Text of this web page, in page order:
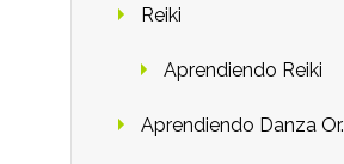
Reiki
Aprendiendo Reiki
Aprendiendo Danza Or.